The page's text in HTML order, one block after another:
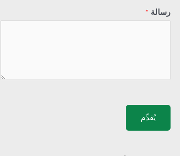
رسالة *
يُقدِّم